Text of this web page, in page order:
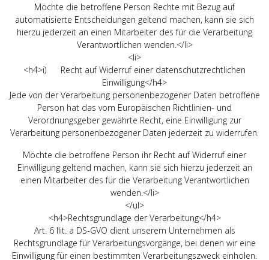
Möchte die betroffene Person Rechte mit Bezug auf
automatisierte Entscheidungen geltend machen, kann sie sich
hierzu jederzeit an einen Mitarbeiter des für die Verarbeitung
Verantwortlichen wenden.</li>
<li>
<h4>i) Recht auf Widerruf einer datenschutzrechtlichen
Einwilligung</h4>
Jede von der Verarbeitung personenbezogener Daten betroffene
Person hat das vom Europäischen Richtlinien- und
Verordnungsgeber gewährte Recht, eine Einwilligung zur
Verarbeitung personenbezogener Daten jederzeit zu widerrufen.
Möchte die betroffene Person ihr Recht auf Widerruf einer
Einwilligung geltend machen, kann sie sich hierzu jederzeit an
einen Mitarbeiter des für die Verarbeitung Verantwortlichen
wenden.</li>
</ul>
<h4>Rechtsgrundlage der Verarbeitung</h4>
Art. 6 Ilit. a DS-GVO dient unserem Unternehmen als
Rechtsgrundlage für Verarbeitungsvorgänge, bei denen wir eine
Einwilligung für einen bestimmten Verarbeitungszweck einholen.